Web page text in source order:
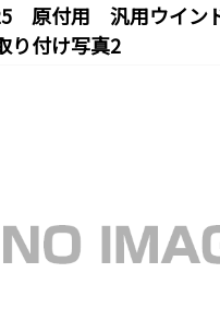
原付用 汎用ウイン
付け写真2